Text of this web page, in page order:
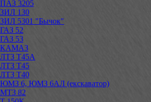
ПАЗ 3205
ЗИЛ 130
ЗИЛ 5301 "Бычок"
ГАЗ 52
ГАЗ 53
КАМАЗ
ЛТЗ Т45А
ЛТЗ Т45
ЛТЗ Т40
ЮМЗ 6, ЮМЗ 6АЛ (екскаватор)
МТЗ 82